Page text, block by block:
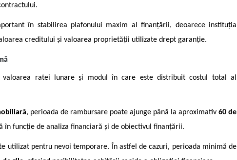
în stabilirea plafonului maxim al finanțării, deoarece instituția
creditului și valoarea proprietății utilizate drept garanție.
valoarea ratei lunare și modul în care este distribuit costul total al
, perioada de rambursare poate ajunge până la aproximativ 60 de
în funcție de analiza financiară și de obiectivul finanțării.
utilizat pentru nevoi temporare. În astfel de cazuri, perioada minimă de